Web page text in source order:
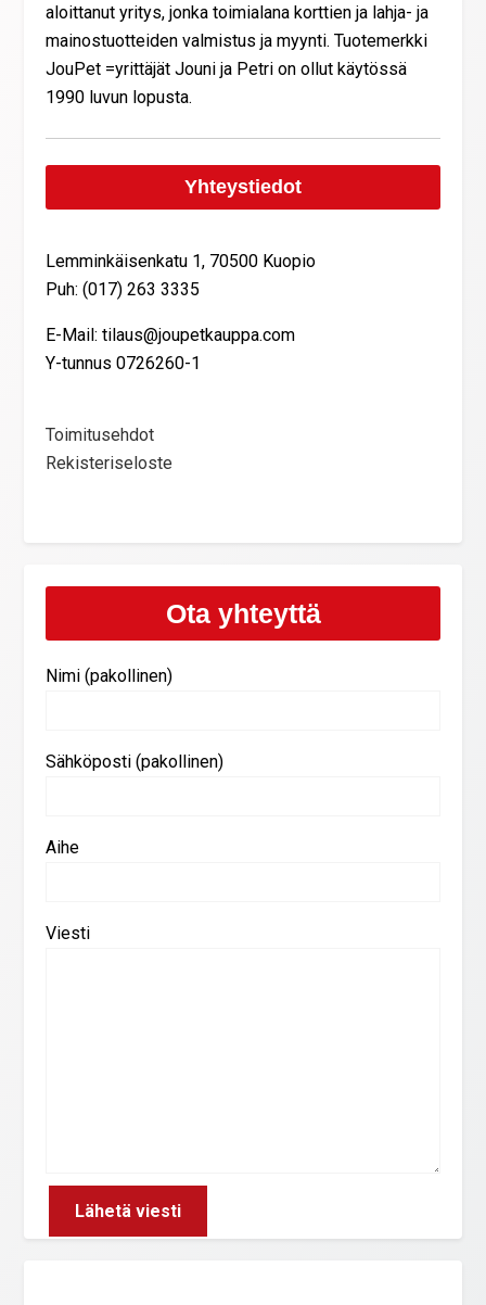
aloittanut yritys, jonka toimialana korttien ja lahja- ja
mainostuotteiden valmistus ja myynti. Tuotemerkki
JouPet =yrittäjät Jouni ja Petri on ollut käytössä
1990 luvun lopusta.
Yhteystiedot
Lemminkäisenkatu 1, 70500 Kuopio
Puh: (017) 263 3335
E-Mail: tilaus@joupetkauppa.com
Y-tunnus 0726260-1
Toimitusehdot
Rekisteriseloste
Ota yhteyttä
Nimi (pakollinen)
Sähköposti (pakollinen)
Aihe
Viesti